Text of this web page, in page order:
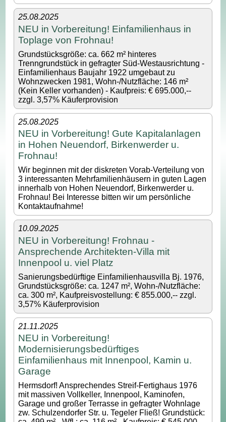
25.08.2025
NEU in Vorbereitung! Einfamilienhaus in
Toplage von Frohnau!
Grundstücksgröße: ca. 662 m² hinteres
Trenngrundstück in gefragter Süd-Westausrichtung -
Einfamilienhaus Baujahr 1922 umgebaut zu
Wohnzwecken 1981, Wohn-/Nutzfläche: 146 m²
(Kein Keller vorhanden) - Kaufpreis: € 695.000,--
zzgl. 3,57% Käuferprovision
25.08.2025
NEU in Vorbereitung! Gute Kapitalanlagen
in Hohen Neuendorf, Birkenwerder u.
Frohnau!
Wir beginnen mit der diskreten Vorab-Verteilung von
3 interessanten Mehrfamilienhäusern in guten Lagen
innerhalb von Hohen Neuendorf, Birkenwerder u.
Frohnau! Bei Interesse bitten wir um persönliche
Kontaktaufnahme!
10.09.2025
NEU in Vorbereitung! Frohnau -
Ansprechende Architekten-Villa mit
Innenpool u. viel Platz
Sanierungsbedürftige Einfamilienhausvilla Bj. 1976,
Grundstücksgröße: ca. 1247 m², Wohn-/Nutzfläche:
ca. 300 m², Kaufpreisvostellung: € 855.000,-- zzgl.
3,57% Käuferprovision
21.11.2025
NEU in Vorbereitung!
Modernisierungsbedürftiges
Einfamilienhaus mit Innenpool, Kamin u.
Garage
Hermsdorf! Ansprechendes Streif-Fertighaus 1976
mit massiven Vollkeller, Innenpool, Kaminofen,
Garage und großer Terrasse in gefragter Wohnlage
zw. Schulzendorfer Str. u. Tegeler Fließ! Grundstück: